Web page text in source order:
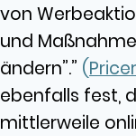
von
und
ändern”.” (
ebenfalls fest,
mittlerweile